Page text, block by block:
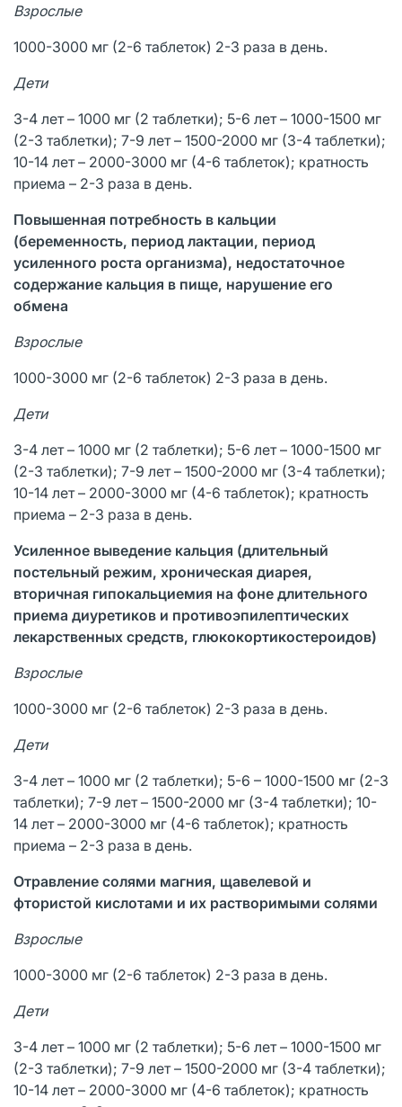
Взрослые
1000-3000 мг (2-6 таблеток) 2-3 раза в день.
Дети
3-4 лет – 1000 мг (2 таблетки); 5-6 лет – 1000-1500 мг
(2-3 таблетки); 7-9 лет – 1500-2000 мг (3-4 таблетки);
10-14 лет – 2000-3000 мг (4-6 таблеток); кратность
приема – 2-3 раза в день.
Повышенная потребность в кальции
(беременность, период лактации, период
усиленного роста организма), недостаточное
содержание кальция в пище, нарушение его
обмена
Взрослые
1000-3000 мг (2-6 таблеток) 2-3 раза в день.
Дети
3-4 лет – 1000 мг (2 таблетки); 5-6 лет – 1000-1500 мг
(2-3 таблетки); 7-9 лет – 1500-2000 мг (3-4 таблетки);
10-14 лет – 2000-3000 мг (4-6 таблеток); кратность
приема – 2-3 раза в день.
Усиленное выведение кальция (длительный
постельный режим, хроническая диарея,
вторичная гипокальциемия на фоне длительного
приема диуретиков и противоэпилептических
лекарственных средств, глюкокортикостероидов)
Взрослые
1000-3000 мг (2-6 таблеток) 2-3 раза в день.
Дети
3-4 лет – 1000 мг (2 таблетки); 5-6 – 1000-1500 мг (2-3
таблетки); 7-9 лет – 1500-2000 мг (3-4 таблетки); 10-
14 лет – 2000-3000 мг (4-6 таблеток); кратность
приема – 2-3 раза в день.
Отравление солями магния, щавелевой и
фтористой кислотами и их растворимыми солями
Взрослые
1000-3000 мг (2-6 таблеток) 2-3 раза в день.
Дети
3-4 лет – 1000 мг (2 таблетки); 5-6 лет – 1000-1500 мг
(2-3 таблетки); 7-9 лет – 1500-2000 мг (3-4 таблетки);
10-14 лет – 2000-3000 мг (4-6 таблеток); кратность